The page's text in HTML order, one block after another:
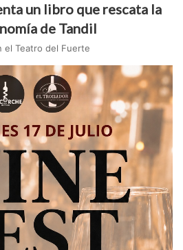
un libro que rescata la
de Tandil
el Teatro del Fuerte